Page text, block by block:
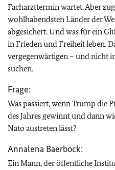
Facharzttermin wartet. Aber
wohlhabendsten Länder der
abgesichert. Und was für ein
in Frieden und Freiheit leben.
vergegenwärtigen – und nicht
suchen.
Frage:
Was passiert, wenn Trump die
des Jahres gewinnt und dann
Nato austreten lässt?
Annalena Baerbock:
Ein Mann, der öffentliche